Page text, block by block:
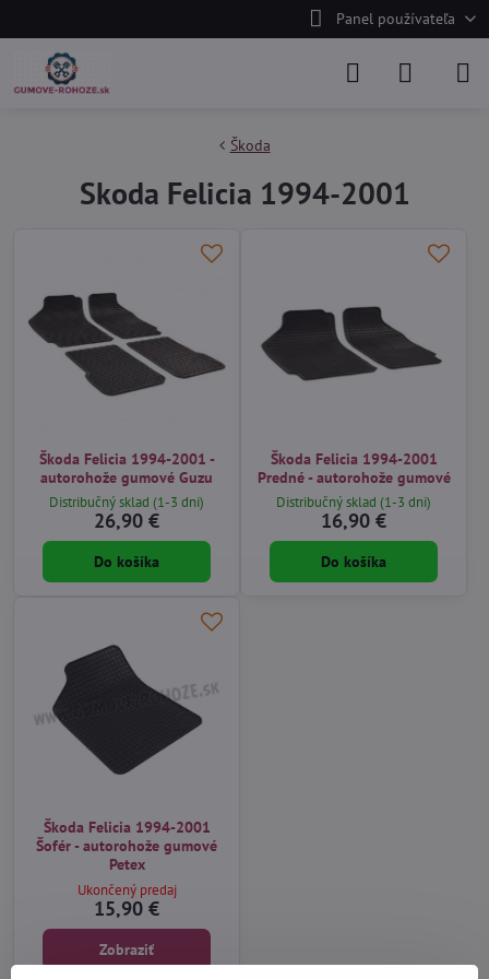
Panel používateľa
Škoda
Skoda Felicia 1994-2001
Škoda Felicia 1994-2001 -
autorohože gumové Guzu
Distribučný sklad (1-3 dni)
26,90 €
Do košíka
Škoda Felicia 1994-2001
Predné - autorohože gumové
Distribučný sklad (1-3 dni)
16,90 €
Do košíka
Škoda Felicia 1994-2001
Šofér - autorohože gumové
Petex
Ukončený predaj
15,90 €
Zobraziť